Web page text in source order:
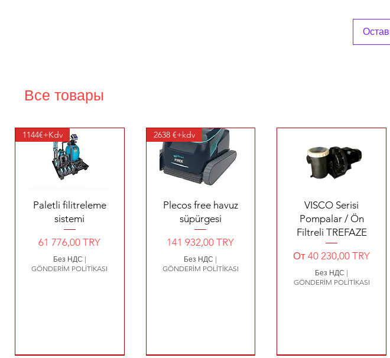
Все товары
Быстрый просмотр
1144€+Kdv
Paletli filitreleme
sistemi
Цена
61 776,00 TRY
Без НДС |
GÖNDERİM POLİTİKASI
Быстрый просмотр
2638 €+kdv
Plecos free havuz
süpürgesi
Цена
141 932,00 TRY
Без НДС |
GÖNDERİM POLİTİKASI
Быстрый просмотр
VISCO Serisi
Pompalar / Ön
Filtreli TREFAZE
От40 230,00 TRY
Цена со скидкой
Без НДС |
GÖNDERİM POLİTİKASI